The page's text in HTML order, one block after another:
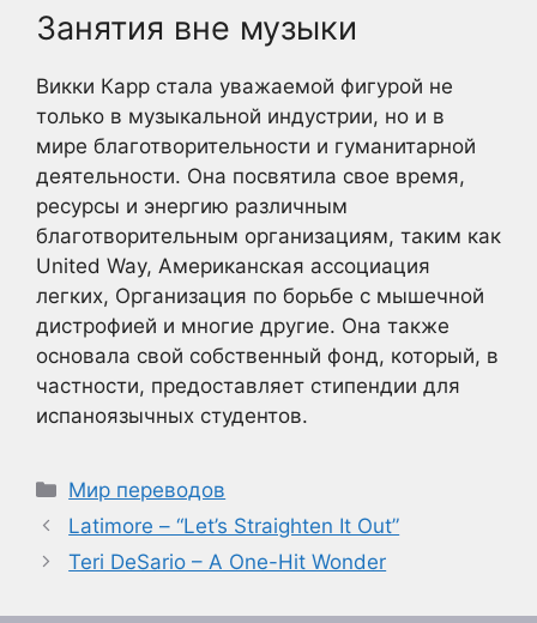
Занятия вне музыки
Викки Карр стала уважаемой фигурой не
только в музыкальной индустрии, но и в
мире благотворительности и гуманитарной
деятельности. Она посвятила свое время,
ресурсы и энергию различным
благотворительным организациям, таким как
United Way, Американская ассоциация
легких, Организация по борьбе с мышечной
дистрофией и многие другие. Она также
основала свой собственный фонд, который, в
частности, предоставляет стипендии для
испаноязычных студентов.
Рубрики
Мир переводов
Latimore – “Let’s Straighten It Out”
Teri DeSario – A One-Hit Wonder